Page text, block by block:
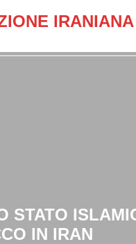
IRANIANA
STATO
IN IRAN